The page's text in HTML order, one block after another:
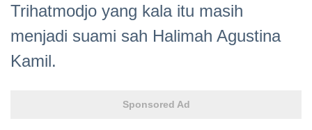
Trihatmodjo yang kala itu masih
menjadi suami sah Halimah Agustina
Kamil.
Sponsored Ad